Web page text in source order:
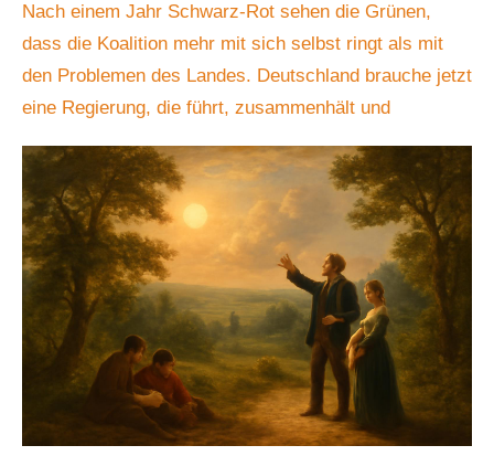
Nach einem Jahr Schwarz-Rot sehen die Grünen,
dass die Koalition mehr mit sich selbst ringt als mit
den Problemen des Landes. Deutschland brauche jetzt
eine Regierung, die führt, zusammenhält und